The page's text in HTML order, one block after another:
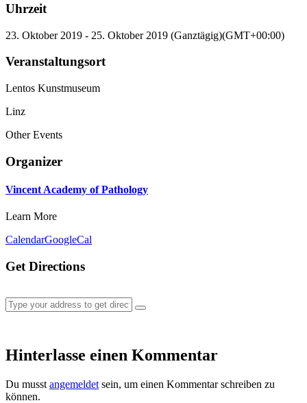
Uhrzeit
23. Oktober 2019 - 25. Oktober 2019 (Ganztägig)(GMT+00:00)
Veranstaltungsort
Lentos Kunstmuseum
Linz
Other Events
Organizer
Vincent Academy of Pathology
Learn More
CalendarGoogleCal
Get Directions
Hinterlasse einen Kommentar
Du musst angemeldet sein, um einen Kommentar schreiben zu
können.